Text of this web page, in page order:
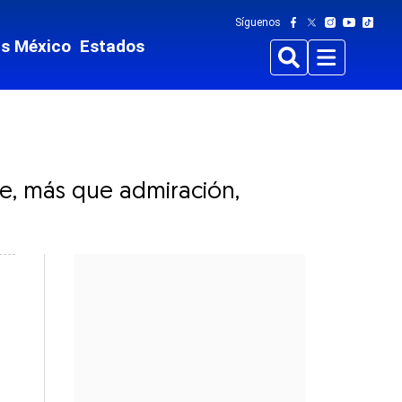
México Estados
Síguenos
BuscarMenu
más que admiración,